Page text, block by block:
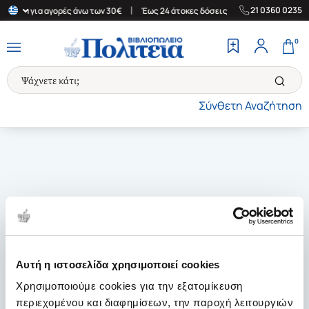
Αυτή η ιστοσελίδα χρησιμοποιεί cookies
Χρησιμοποιούμε cookies για την εξατομίκευση
περιεχομένου και διαφημίσεων, την παροχή λειτουργιών
για αγορές άνω των 30€ Έως 24 άτοκες δόσεις | Δωρεάν
21 0360 0235
Σύνθετη Αναζήτηση
0